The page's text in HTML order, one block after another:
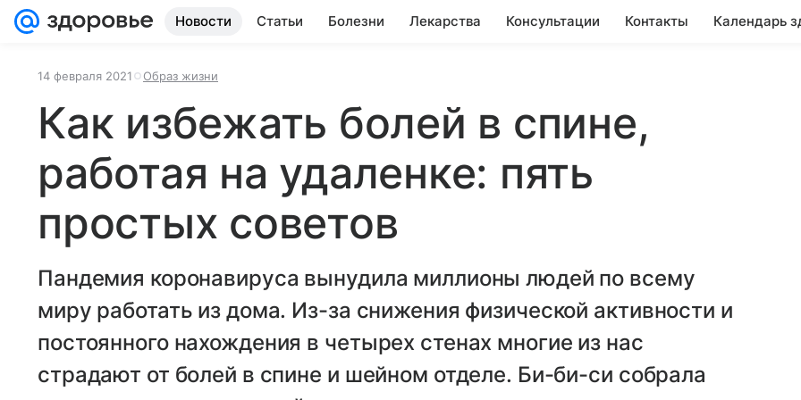
Новости Статьи Болезни Лекарства Консультации Контакты Календарь
14 февраля 2021 Образ жизни
Как избежать болей в спине,
работая на удаленке: пять
простых советов
Пандемия коронавируса вынудила миллионы людей по всему
миру работать из дома. Из-за снижения физической активности и
постоянного нахождения в четырех стенах многие из нас
страдают от болей в спине и шейном отделе. Би-би-си собрала